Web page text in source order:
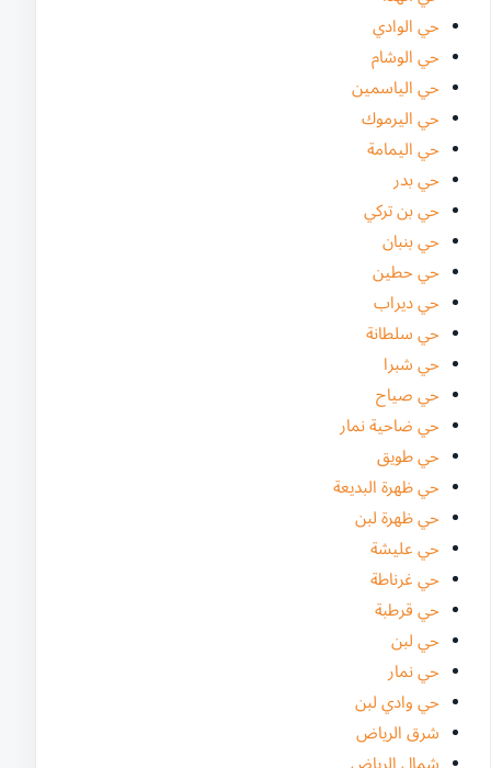
حي الوادي
حي الوشام
حي الياسمين
حي اليرموك
حي اليمامة
حي بدر
حي بن تركي
حي بنبان
حي حطين
حي ديراب
حي سلطانة
حي شبرا
حي صياح
حي ضاحية نمار
حي طويق
حي ظهرة البديعة
حي ظهرة لبن
حي عليشة
حي غرناطة
حي قرطبة
حي لبن
حي نمار
حي وادي لبن
شرق الرياض
شمال الرياض